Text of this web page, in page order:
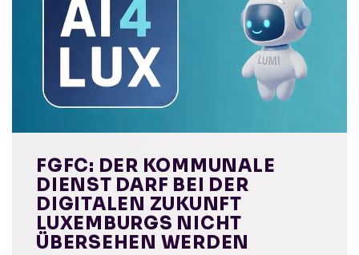
FGFC: DER KOMMUNALE
DIENST DARF BEI DER
DIGITALEN ZUKUNFT
LUXEMBURGS NICHT
ÜBERSEHEN WERDEN